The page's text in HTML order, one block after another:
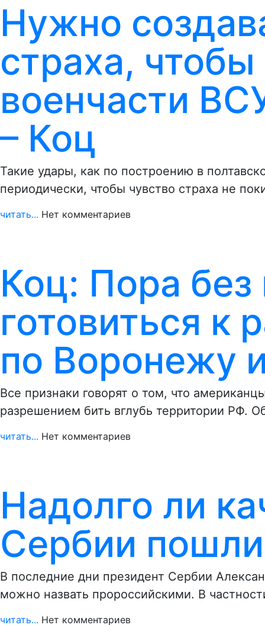
Нужно
страха,
военчасти
– Коц
Такие удары, как по построению в
периодически, чтобы чувство страха не
читать... Нет комментариев
Коц: Пора без
готовиться к
по Воронежу
Все признаки говорят о том, что
разрешением бить вглубь территории РФ.
читать... Нет комментариев
Надолго ли
Сербии
В последние дни президент Сербии
можно назвать пророссийскими. В
читать... Нет комментариев